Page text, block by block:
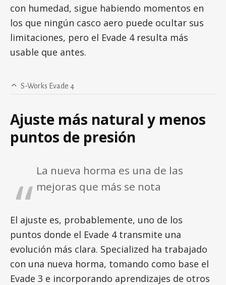
con humedad, sigue habiendo momentos en
los que ningún casco aero puede ocultar sus
limitaciones, pero el Evade 4 resulta más
usable que antes.
S-Works Evade 4
Ajuste más natural y menos
puntos de presión
La nueva horma es una de las
mejoras que más se nota
El ajuste es, probablemente, uno de los
puntos donde el Evade 4 transmite una
evolución más clara. Specialized ha trabajado
con una nueva horma, tomando como base el
Evade 3 e incorporando aprendizajes de otros